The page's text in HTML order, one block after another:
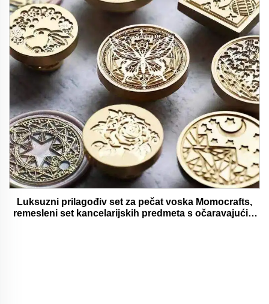
Luksuzni prilagođiv set za pečat voska Momocrafts,
remesleni set kancelarijskih predmeta s očaravajućim